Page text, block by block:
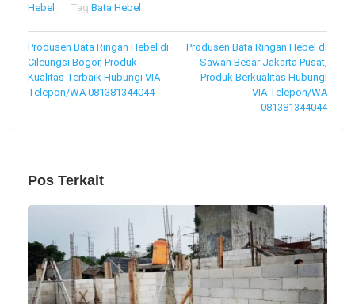
Hebel
Tag Bata Hebel
Navigasi
pos
Produsen Bata Ringan Hebel di
Cileungsi Bogor, Produk
Kualitas Terbaik Hubungi VIA
Telepon/WA 081381344044
Produsen Bata Ringan Hebel di
Sawah Besar Jakarta Pusat,
Produk Berkualitas Hubungi
VIA Telepon/WA
081381344044
Pos Terkait